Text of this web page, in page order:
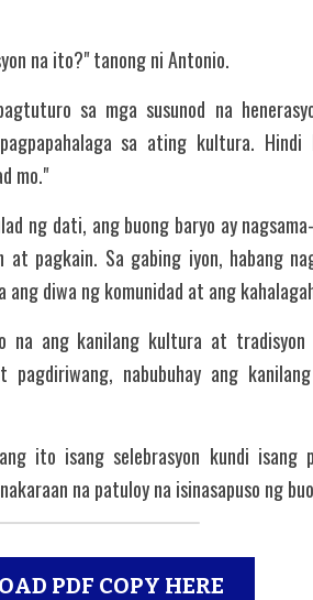
na ito?" tanong ni Antonio.
sa mga susunod na
sa ating kultura.
mo."
ng dati, ang buong baryo ay
at pagkain. Sa gabing iyon, habang
diwa ng komunidad at ang
na ang kanilang kultura at
nabubuhay ang
ito isang selebrasyon kundi isang
na patuloy na isinasapuso ng
PDF COPY HERE